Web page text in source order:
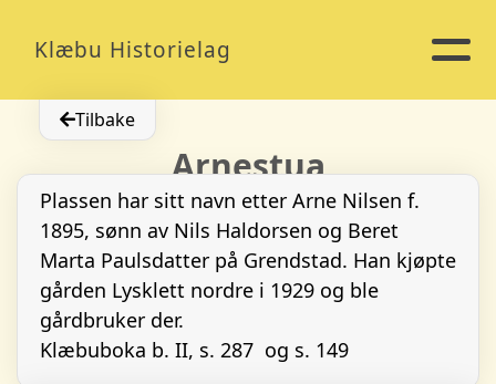
Klæbu Historielag
Tilbake
Arnestua
Plassen har sitt navn etter Arne Nilsen f.
1895, sønn av Nils Haldorsen og Beret
Marta Paulsdatter på Grendstad. Han kjøpte
gården Lysklett nordre i 1929 og ble
gårdbruker der.
Klæbuboka b. II, s. 287 og s. 149